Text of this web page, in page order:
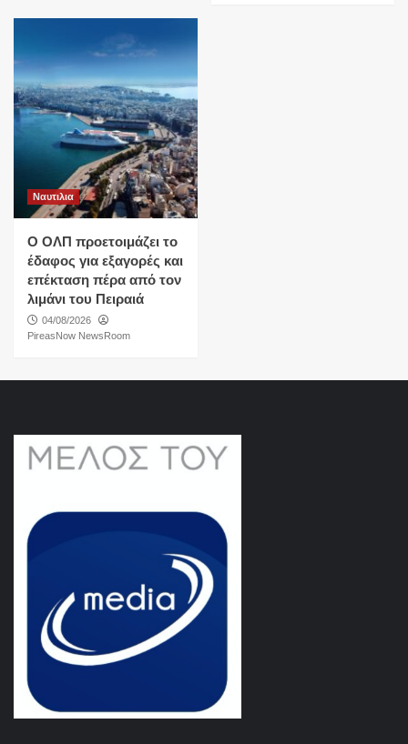
Ναυτιλια
O ΟΛΠ προετοιμάζει το
έδαφος για εξαγορές και
επέκταση πέρα από τον
λιμάνι του Πειραιά
04/08/2026
PireasNow NewsRoom